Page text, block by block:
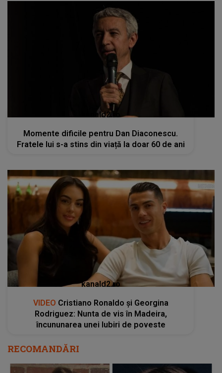
kanald2.ro
Momente dificile pentru Dan Diaconescu.
Fratele lui s-a stins din viață la doar 60 de ani
kanald2.ro
VIDEO Cristiano Ronaldo și Georgina
Rodriguez: Nunta de vis în Madeira,
încununarea unei Iubiri de poveste
RECOMANDĂRI